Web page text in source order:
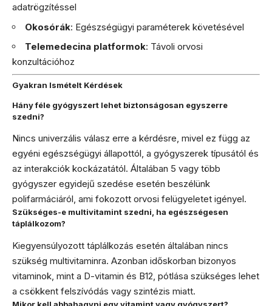
adatrögzítéssel
Okosórák: Egészségügyi paraméterek követésével
Telemedecina platformok: Távoli orvosi
konzultációhoz
Gyakran Ismételt Kérdések
Hány féle gyógyszert lehet biztonságosan egyszerre
szedni?
Nincs univerzális válasz erre a kérdésre, mivel ez függ az
egyéni egészségügyi állapottól, a gyógyszerek típusától és
az interakciók kockázatától. Általában 5 vagy több
gyógyszer egyidejű szedése esetén beszélünk
polifarmáciáról, ami fokozott orvosi felügyeletet igényel.
Szükséges-e multivitamint szedni, ha egészségesen
táplálkozom?
Kiegyensúlyozott táplálkozás esetén általában nincs
szükség multivitaminra. Azonban időskorban bizonyos
vitaminok, mint a D-vitamin és B12, pótlása szükséges lehet
a csökkent felszívódás vagy szintézis miatt.
Mikor kell abbahagyni egy vitamint vagy gyógyszert?